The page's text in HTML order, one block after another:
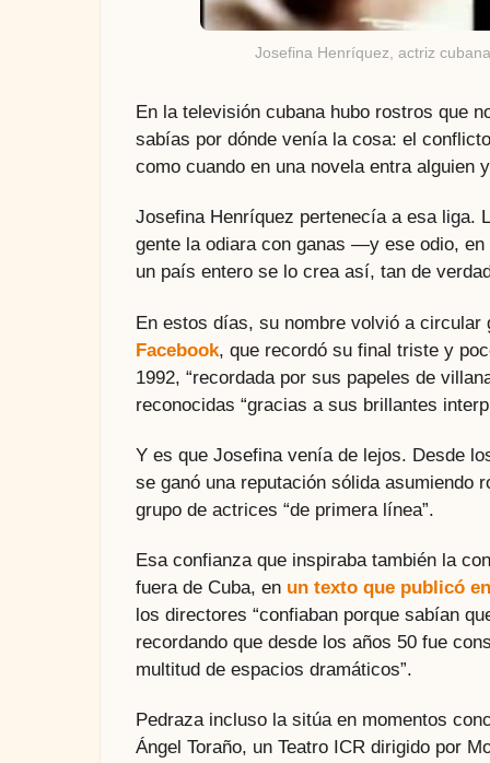
Josefina Henríquez, actriz
En la televisión cubana hubo rostros que
sabías por dónde venía la cosa: el
como cuando en una novela entra
Josefina Henríquez pertenecía a esa liga.
gente la odiara con ganas —y ese odio,
un país entero se lo crea así, tan de
En estos días, su nombre volvió a
Facebook, que recordó su final triste y
1992, “recordada por sus papeles de
reconocidas “gracias a sus brillantes
Y es que Josefina venía de lejos. Desde
se ganó una reputación sólida asumiendo
grupo de actrices “de primera línea”.
Esa confianza que inspiraba también la
fuera de Cuba, en un texto que publicó
los directores “confiaban porque sabían
recordando que desde los años 50 fue
multitud de espacios dramáticos”.
Pedraza incluso la sitúa en momentos
Ángel Toraño, un Teatro ICR dirigido por